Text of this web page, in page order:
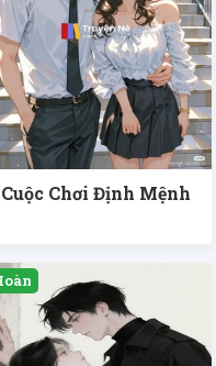
Cuộc Chơi Định Mệnh